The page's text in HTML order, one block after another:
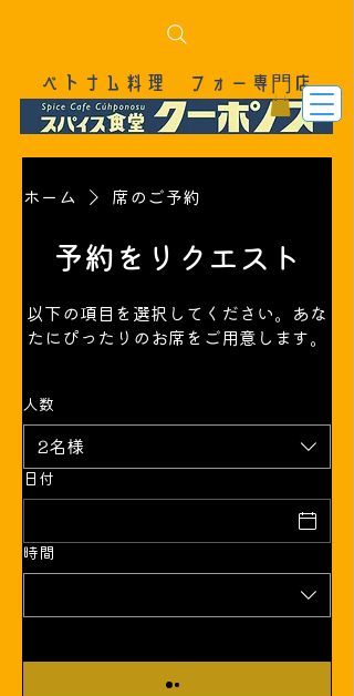
ベトナム料理 フォー専門店
ホーム 席のご予約
予約をリクエスト
以下の項目を選択してください。あな
たにぴったりのお席をご用意します。
人数
2名様
日付
時間